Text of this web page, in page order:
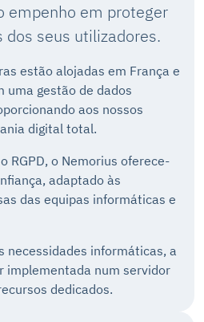
empenho em proteger
dos seus utilizadores.
estão alojadas em França e
uma gestão de dados
aos nossos
digital total.
RGPD, o Nemorius oferece-
adaptado às
das equipas informáticas e
necessidades informáticas, a
implementada num servidor
dedicados.